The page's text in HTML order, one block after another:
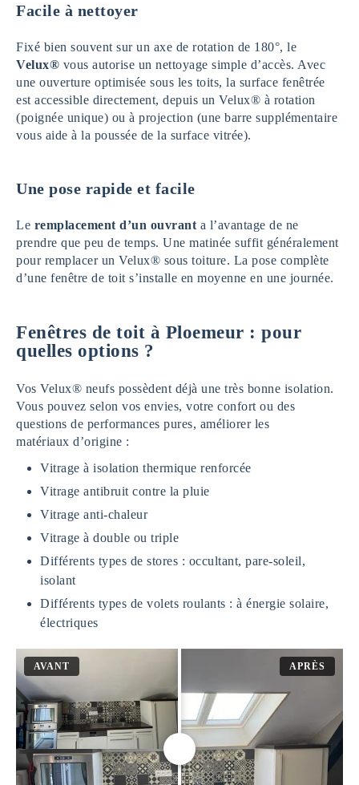
Facile à nettoyer
Fixé bien souvent sur un axe de rotation de 180°, le
Velux® vous autorise un nettoyage simple d’accès. Avec
une ouverture optimisée sous les toits, la surface fenêtrée
est accessible directement, depuis un Velux® à rotation
(poignée unique) ou à projection (une barre supplémentaire
vous aide à la poussée de la surface vitrée).
Une pose rapide et facile
Le remplacement d’un ouvrant a l’avantage de ne
prendre que peu de temps. Une matinée suffit généralement
pour remplacer un Velux® sous toiture. La pose complète
d’une fenêtre de toit s’installe en moyenne en une journée.
Fenêtres de toit à Ploemeur : pour
quelles options ?
Vos Velux® neufs possèdent déjà une très bonne isolation.
Vous pouvez selon vos envies, votre confort ou des
questions de performances pures, améliorer les
matériaux d’origine :
Vitrage à isolation thermique renforcée
Vitrage antibruit contre la pluie
Vitrage anti-chaleur
Vitrage à double ou triple
Différents types de stores : occultant, pare-soleil,
isolant
Différents types de volets roulants : à énergie solaire,
électriques
AVANT APRÈS